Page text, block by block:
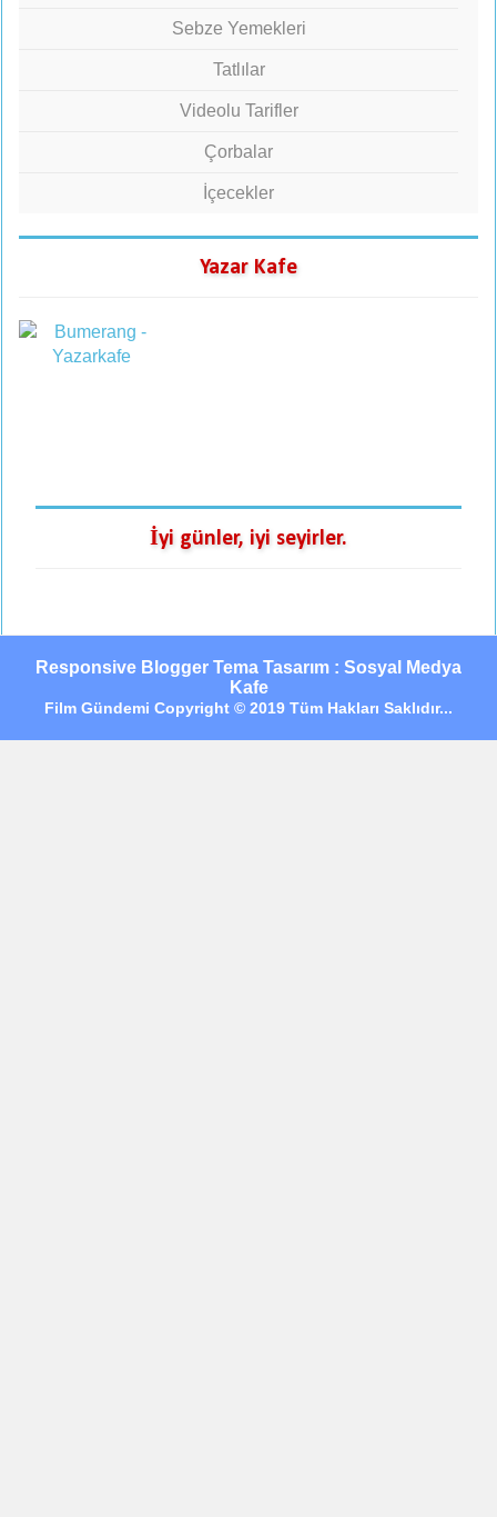
Sebze Yemekleri
Tatlılar
Videolu Tarifler
Çorbalar
İçecekler
Yazar Kafe
İyi günler, iyi seyirler.
Responsive Blogger Tema Tasarım : Sosyal Medya
Kafe
Film Gündemi Copyright © 2019 Tüm Hakları Saklıdır...